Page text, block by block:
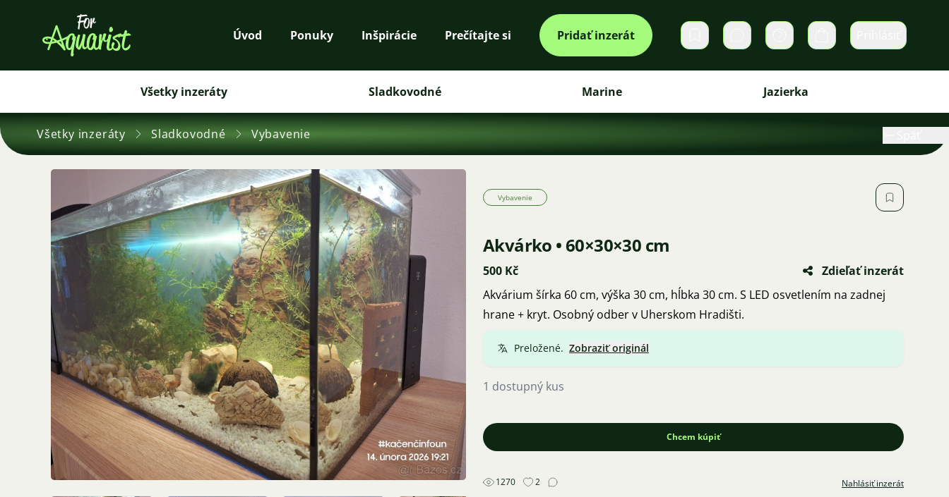
Úvod Ponuky Inšpirácie Prečítajte si Pridať inzerát Súkromné správy Košík
Všetky inzeráty Sladkovodné Marine Jazierka
Všetky inzeráty Sladkovodné Vybavenie
Vybavenie
Akvárko • 60×30×30 cm
500 Kč
Zdieľať inzerát
Akvárium šírka 60 cm, výška 30 cm, hĺbka 30 cm. S LED osvetlením na zadnej
hrane + kryt. Osobný odber v Uherskom Hradišti.
Preložené. Zobraziť originál
1 dostupný kus
Chcem kúpiť
1270 2 Nahlásiť inzerát